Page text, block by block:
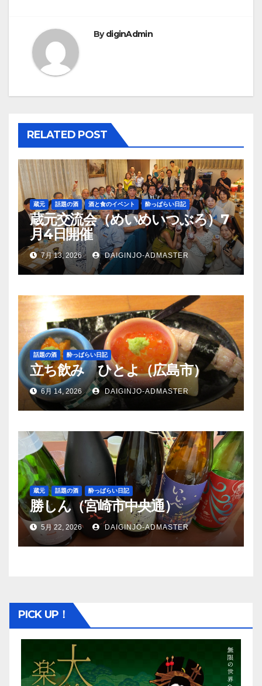
ナ
ビ
ゲ
ー
シ
ョ
ン
BydiginAdmin
RELATED POST
蔵元 話題の酒 酒と食のイベント 酔っぱらい日記
蔵元交流会（めいめいつぶろ）7
月4日開催
7月 13, 2026 DAIGINJO-ADMASTER
話題の酒 酔っぱらい日記
立ち飲み ひとよ（広島市）
6月 14, 2026 DAIGINJO-ADMASTER
蔵元 話題の酒 酔っぱらい日記
勝しん（宮崎市中央通）
5月 22, 2026 DAIGINJO-ADMASTER
PICK UP！